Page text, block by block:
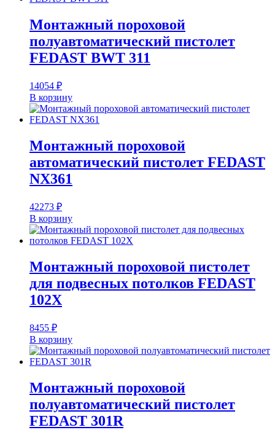
Монтажный пороховой
полуавтоматический пистолет
FEDAST BWT 311
14054 ₽
В корзину
Монтажный пороховой
автоматический пистолет FEDAST
NX361
42273 ₽
В корзину
Монтажный пороховой пистолет
для подвесных потолков FEDAST
102X
8455 ₽
В корзину
Монтажный пороховой
полуавтоматический пистолет
FEDAST 301R